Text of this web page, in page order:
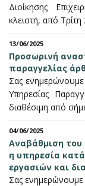
Διοίκησης
κλειστή, από
13/06/2025
Προσωρινή
παραγγελίας
Σας
Υπηρεσίας
διαθέσιμη από
04/06/2025
Αναβάθμιση του
η υπηρεσία
εργασιών και
Σας